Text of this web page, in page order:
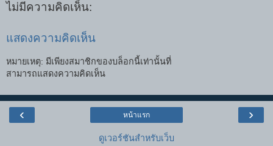
ไม่มีความคิดเห็น:
แสดงความคิดเห็น
หมายเหตุ: มีเพียงสมาชิกของบล็อกนี้เท่านั้นที่
สามารถแสดงความคิดเห็น
‹ ›
หน้าแรก
ดูเวอร์ชันสำหรับเว็บ